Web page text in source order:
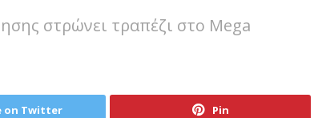
στρώνει τραπέζι στο Mega
on Twitter Pin